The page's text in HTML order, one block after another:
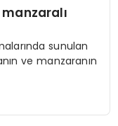
sunulan
ve manzaranın